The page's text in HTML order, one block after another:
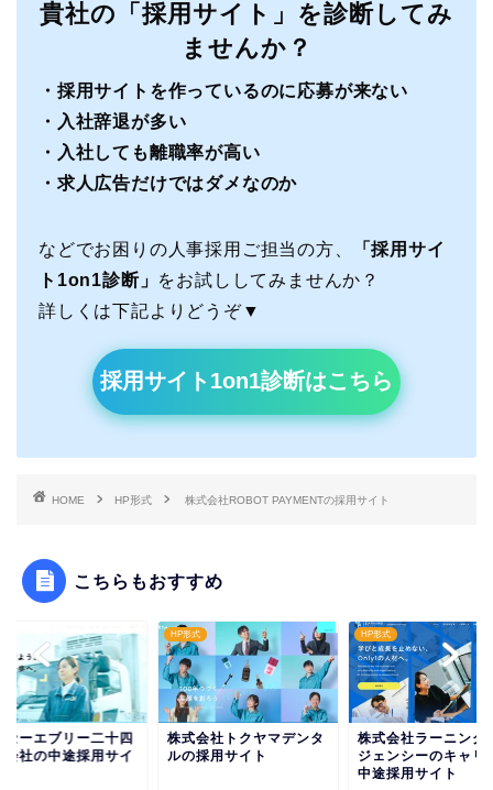
貴社の「採用サイト」を診断してみ
ませんか？
・採用サイトを作っているのに応募が来ない
・入社辞退が多い
・入社しても離職率が高い
・求人広告だけではダメなのか
などでお困りの人事採用ご担当の方、
「採用サイ
ト1on1診断」 をお試ししてみませんか？
詳しくは下記よりどうぞ▼
採用サイト1on1診断はこちら
HOME HP形式 株式会社ROBOT PAYMENTの採用サイト
こちらもおすすめ
セーエブリー二十四
会社の中途採用サイ
HP形式
株式会社トクヤマデンタ
ルの採用サイト
HP形式
株式会社ラーニング
ジェンシーのキャリ
中途採用サイト